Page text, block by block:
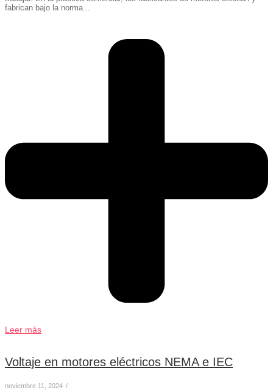
fabrican bajo la norma...
Leer más
Voltaje en motores eléctricos NEMA e IEC
noviembre 11, 2024 /